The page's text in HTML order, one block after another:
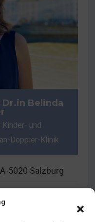
Belinda
und
Doppler-Klinik
5020 Salzburg